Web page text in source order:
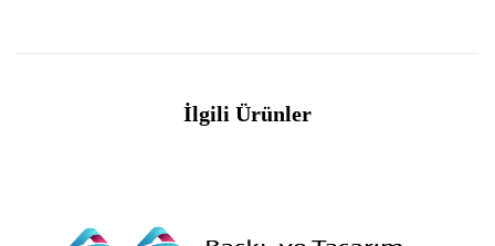
İlgili Ürünler